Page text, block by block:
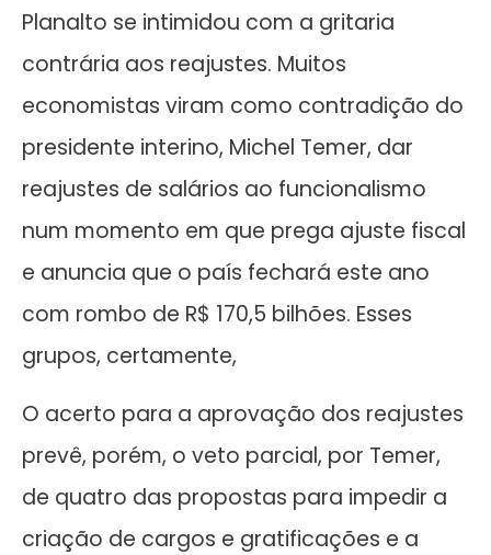
Planalto se intimidou com a gritaria
contrária aos reajustes. Muitos
economistas viram como contradição do
presidente interino, Michel Temer, dar
reajustes de salários ao funcionalismo
num momento em que prega ajuste fiscal
e anuncia que o país fechará este ano
com rombo de R$ 170,5 bilhões. Esses
grupos, certamente,
O acerto para a aprovação dos reajustes
prevê, porém, o veto parcial, por Temer,
de quatro das propostas para impedir a
criação de cargos e gratificações e a